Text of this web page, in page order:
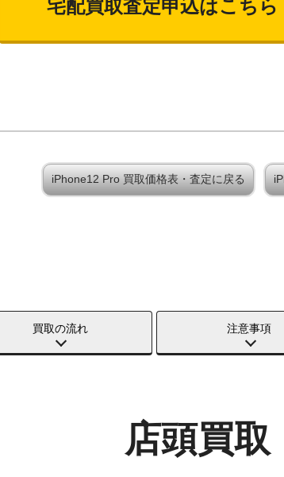
宅配買取査定申込はこちら
iPhone12 Pro 買取価格表・査定に戻る
買取の流れ 注意事項
店頭買取